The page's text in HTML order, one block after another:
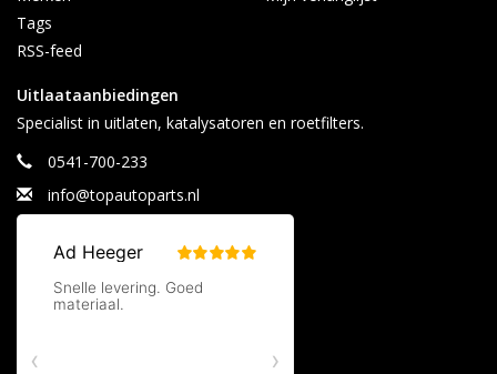
Tags
RSS-feed
Uitlaataanbiedingen
Specialist in uitlaten, katalysatoren en roetfilters.
0541-700-233
info@topautoparts.nl